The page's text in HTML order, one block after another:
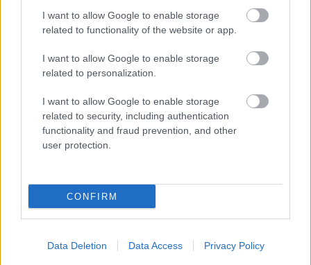
I want to allow Google to enable storage
related to functionality of the website or app.
I want to allow Google to enable storage
related to personalization.
I want to allow Google to enable storage
related to security, including authentication
functionality and fraud prevention, and other
user protection.
CONFIRM
Data Deletion Data Access Privacy Policy
Hogyan űzd el a bosszantó legyeket
szegfűszeggel
mokuspanna• 2013. április 22.
Jön a meleg, hívatlanul jönnek a legyek is. Vehetnél
drága légyriasztókat vagy egészségtelen légypapírt,
de minek, ha van rá egy olcsó és környezetbarát
megoldás is?! ;) Ráadásul nagyon egyszerű és csak a
konyhaszekrénybe kell nyúlnod érte... Ha van kedved
Spórolj tavaszi nagytakarítással!